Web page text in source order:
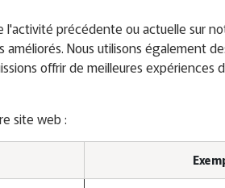
précédente ou actuelle sur
Nous utilisons également
offrir de meilleures expériences
site web :